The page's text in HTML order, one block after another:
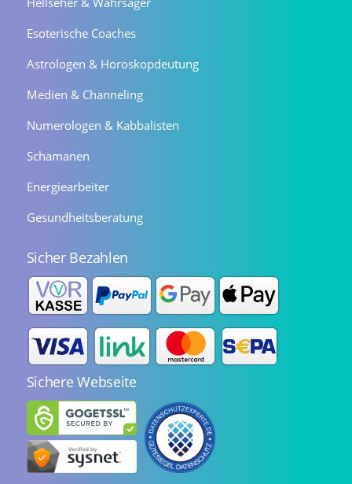
Esoterische Coaches
Astrologen & Horoskopdeutung
Medien & Channeling
Numerologen & Kabbalisten
Schamanen
Energiearbeiter
Gesundheitsberatung
Sicher Bezahlen
Sichere Webseite